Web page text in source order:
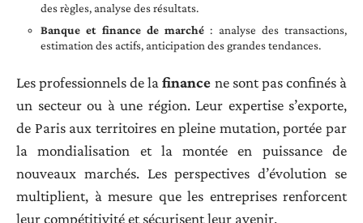
des règles, analyse des résultats.
Banque et finance de marché : analyse des transactions,
estimation des actifs, anticipation des grandes tendances.
Les professionnels de lafinance ne sont pas confinés à
un secteur ou à une région. Leur expertise s’exporte,
de Paris aux territoires en pleine mutation, portée par
la mondialisation et la montée en puissance de
nouveaux marchés. Les perspectives d’évolution se
multiplient, à mesure que les entreprises renforcent
leur compétitivité et sécurisent leur avenir.